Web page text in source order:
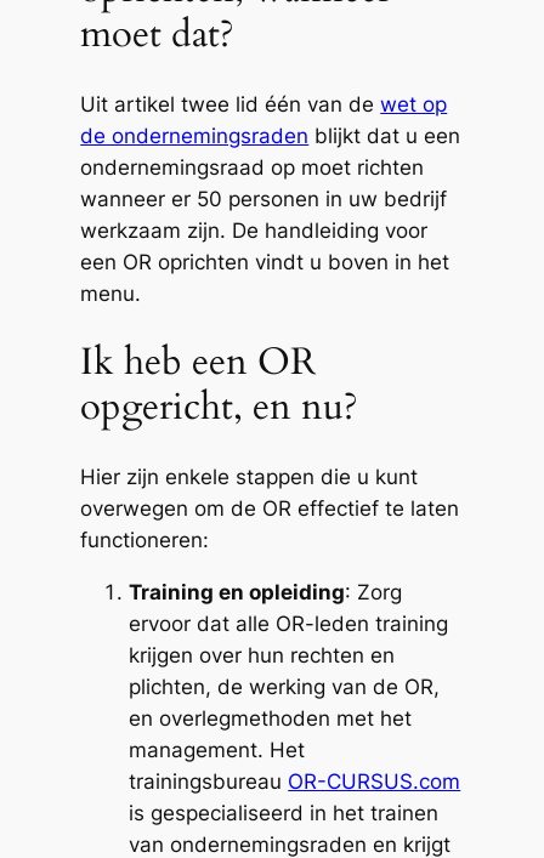
moet dat?
Uit artikel twee lid één van dewet op
de ondernemingsraden blijkt dat u een
ondernemingsraad op moet richten
wanneer er 50 personen in uw bedrijf
werkzaam zijn. De handleiding voor
een OR oprichten vindt u boven in het
menu.
Ik heb een OR
opgericht, en nu?
Hier zijn enkele stappen die u kunt
overwegen om de OR effectief te laten
functioneren:
Training en opleiding: Zorg
ervoor dat alle OR-leden training
krijgen over hun rechten en
plichten, de werking van de OR,
en overlegmethoden met het
management. Het
trainingsbureau OR-CURSUS.com
is gespecialiseerd in het trainen
van ondernemingsraden en krijgt